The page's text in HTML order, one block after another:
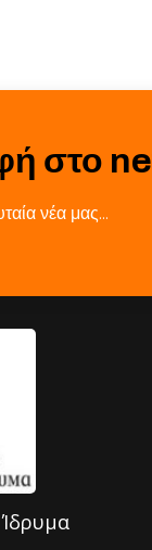
στο
νέα μας…